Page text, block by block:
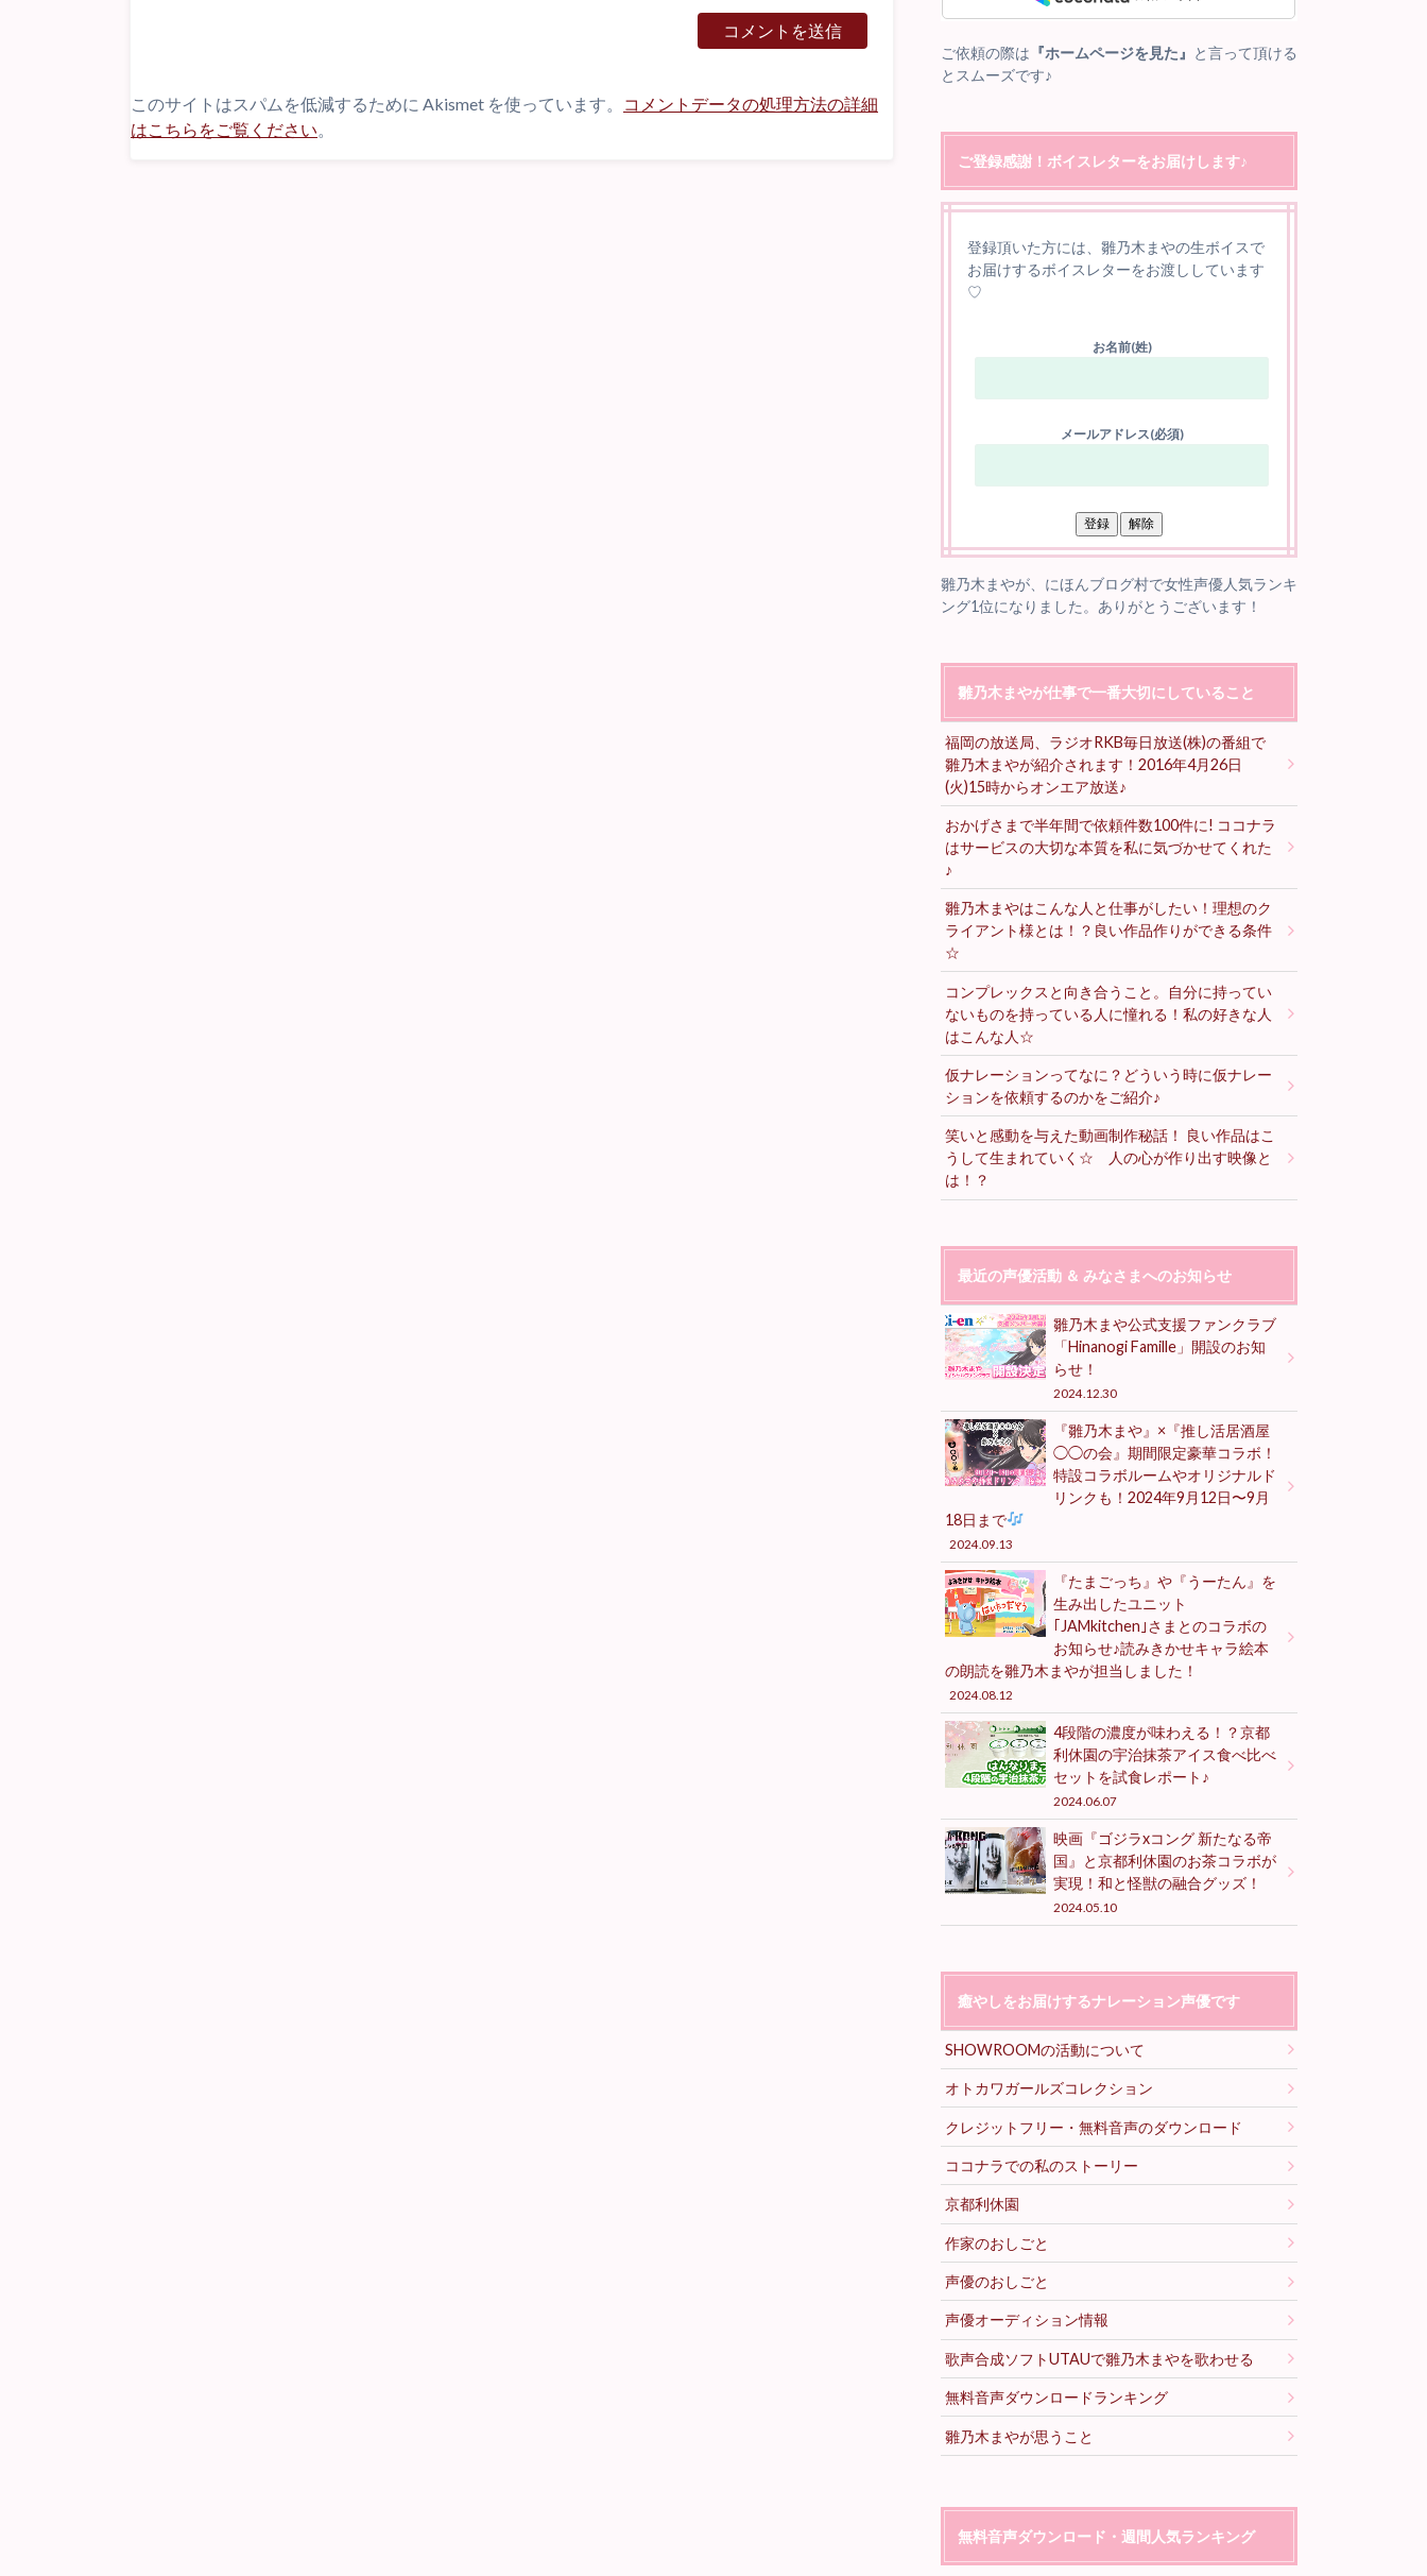
このサイトはスパムを低減するために Akismet を使っています。
コメントデータの処理方法の詳細
はこちらをご覧ください。
ご依頼の際は 『ホームページを見た』 と言って頂ける
とスムーズです♪
ご登録感謝！ボイスレターをお届けします♪
登録頂いた方には、雛乃木まやの生ボイスで
お届けするボイスレターをお渡ししています
♡
お名前(姓)
メールアドレス(必須)
雛乃木まやが、にほんブログ村で女性声優人気ランキ
ング1位になりました。ありがとうございます！
雛乃木まやが仕事で一番大切にしていること
福岡の放送局、ラジオRKB毎日放送(株)の番組で
雛乃木まやが紹介されます！2016年4月26日
(火)15時からオンエア放送♪
おかげさまで半年間で依頼件数100件に! ココナラ
はサービスの大切な本質を私に気づかせてくれた
♪
雛乃木まやはこんな人と仕事がしたい！理想のク
ライアント様とは！？良い作品作りができる条件
☆
コンプレックスと向き合うこと。自分に持ってい
ないものを持っている人に憧れる！私の好きな人
はこんな人☆
仮ナレーションってなに？どういう時に仮ナレー
ションを依頼するのかをご紹介♪
笑いと感動を与えた動画制作秘話！ 良い作品はこ
うして生まれていく☆ 人の心が作り出す映像と
は！？
最近の声優活動 ＆ みなさまへのお知らせ
雛乃木まや公式支援ファンクラブ
「Hinanogi Famille」開設のお知
らせ！
2024.12.30
『雛乃木まや』×『推し活居酒屋
◯◯の会』期間限定豪華コラボ！
特設コラボルームやオリジナルド
リンクも！2024年9月12日〜9月
18日まで
2024.09.13
『たまごっち』や『うーたん』を
生み出したユニット
｢JAMkitchen｣さまとのコラボの
お知らせ♪読みきかせキャラ絵本
の朗読を雛乃木まやが担当しました！
2024.08.12
4段階の濃度が味わえる！？京都
利休園の宇治抹茶アイス食べ比べ
セットを試食レポート♪
2024.06.07
映画『ゴジラxコング 新たなる帝
国』と京都利休園のお茶コラボが
実現！和と怪獣の融合グッズ！
2024.05.10
癒やしをお届けするナレーション声優です
SHOWROOMの活動について
オトカワガールズコレクション
クレジットフリー・無料音声のダウンロード
ココナラでの私のストーリー
京都利休園
作家のおしごと
声優のおしごと
声優オーディション情報
歌声合成ソフトUTAUで雛乃木まやを歌わせる
無料音声ダウンロードランキング
雛乃木まやが思うこと
無料音声ダウンロード・週間人気ランキング